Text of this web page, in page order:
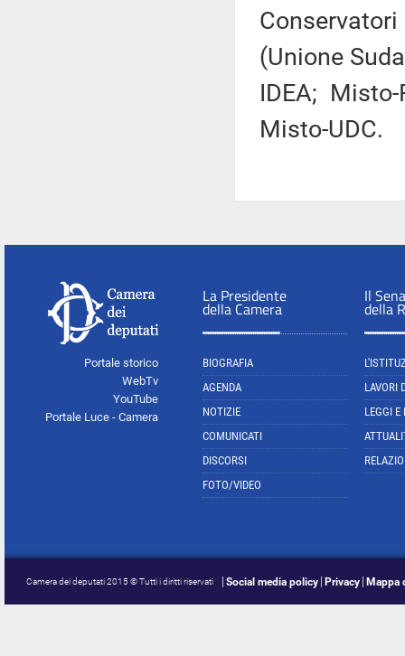
(Unione
IDEA; Misto-
Misto-UDC.
Portale storico
WebTv
YouTube
Portale Luce - Camera
La Presidente
della Camera
BIOGRAFIA
AGENDA
NOTIZIE
COMUNICATI
DISCORSI
FOTO/VIDEO
Il
della
LAVORI
LEGGI E
Camera dei deputati 2015 © Tutti i diritti riservati Social media policy Privacy Mappa